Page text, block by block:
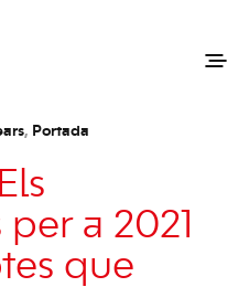
, Portada
a 2021
que